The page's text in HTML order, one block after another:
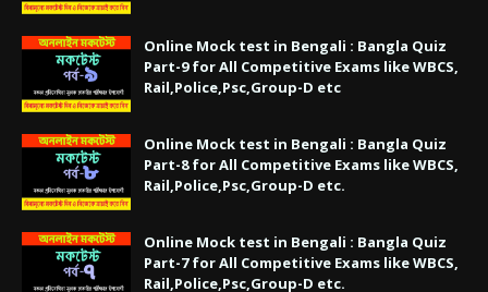
Online Mock test in Bengali : Bangla Quiz
Part-9 for All Competitive Exams like WBCS,
Rail,Police,Psc,Group-D etc
Online Mock test in Bengali : Bangla Quiz
Part-8 for All Competitive Exams like WBCS,
Rail,Police,Psc,Group-D etc.
Online Mock test in Bengali : Bangla Quiz
Part-7 for All Competitive Exams like WBCS,
Rail,Police,Psc,Group-D etc.